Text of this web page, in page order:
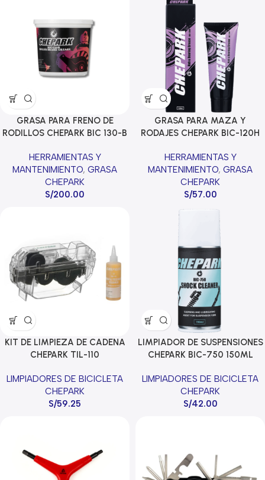
GRASA PARA FRENO DE
RODILLOS CHEPARK BIC 130-B
HERRAMIENTAS Y
MANTENIMIENTO, GRASA
CHEPARK
S/200.00
GRASA PARA MAZA Y
RODAJES CHEPARK BIC-120H
HERRAMIENTAS Y
MANTENIMIENTO, GRASA
CHEPARK
S/57.00
KIT DE LIMPIEZA DE CADENA
CHEPARK TIL-110
LIMPIADORES DE BICICLETA
CHEPARK
S/59.25
LIMPIADOR DE SUSPENSIONES
CHEPARK BIC-750 150ML
LIMPIADORES DE BICICLETA
CHEPARK
S/42.00